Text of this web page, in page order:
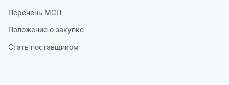
Перечень МСП
Положение о закупке
Стать поставщиком